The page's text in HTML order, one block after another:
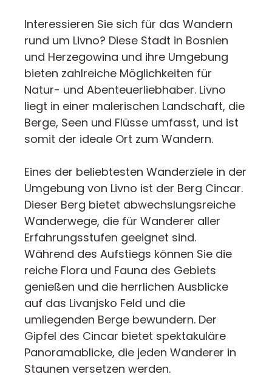
Interessieren Sie sich für das Wandern
rund um Livno? Diese Stadt in Bosnien
und Herzegowina und ihre Umgebung
bieten zahlreiche Möglichkeiten für
Natur- und Abenteuerliebhaber. Livno
liegt in einer malerischen Landschaft, die
Berge, Seen und Flüsse umfasst, und ist
somit der ideale Ort zum Wandern.
Eines der beliebtesten Wanderziele in der
Umgebung von Livno ist der Berg Cincar.
Dieser Berg bietet abwechslungsreiche
Wanderwege, die für Wanderer aller
Erfahrungsstufen geeignet sind.
Während des Aufstiegs können Sie die
reiche Flora und Fauna des Gebiets
genießen und die herrlichen Ausblicke
auf das Livanjsko Feld und die
umliegenden Berge bewundern. Der
Gipfel des Cincar bietet spektakuläre
Panoramablicke, die jeden Wanderer in
Staunen versetzen werden.